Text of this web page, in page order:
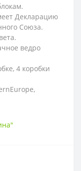
Декларацию
Союза.
ведро
4 коробки